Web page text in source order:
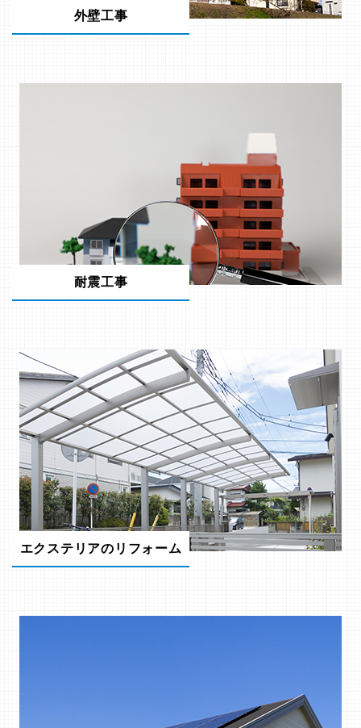
外壁工事
耐震工事
エクステリアのリフォーム